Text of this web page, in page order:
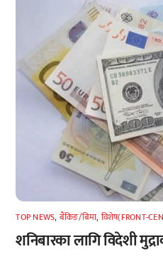
TOP NEWS, बैंकिङ/बिमा, विशेष(FRONT-
शनिबारका लागि विदेशी